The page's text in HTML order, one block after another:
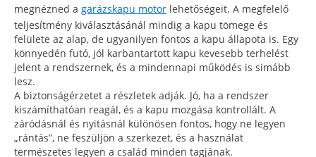
megnézned a garázskapu motor lehetőségeit. A megfelelő
teljesítmény kiválasztásánál mindig a kapu tömege és
felülete az alap, de ugyanilyen fontos a kapu állapota is. Egy
könnyedén futó, jól karbantartott kapu kevesebb terhelést
jelent a rendszernek, és a mindennapi működés is simább
lesz.
A biztonságérzetet a részletek adják. Jó, ha a rendszer
kiszámíthatóan reagál, és a kapu mozgása kontrollált. A
záródásnál és nyitásnál különösen fontos, hogy ne legyen
„rántás”, ne feszüljön a szerkezet, és a használat
természetes legyen a család minden tagjának.